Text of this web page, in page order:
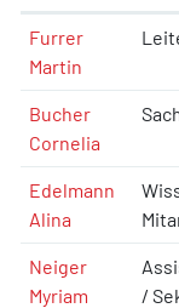
Furrer
Martin
Bucher
Cornelia
Edelmann
Alina
Neiger
Myriam
/